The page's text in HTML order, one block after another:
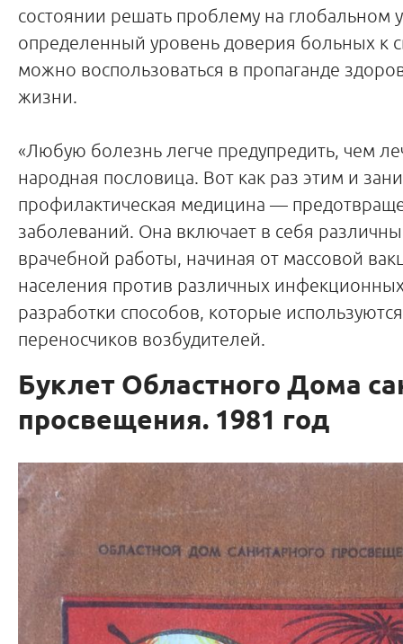
состоянии решать проблему на глобальном
определенный уровень доверия больных к
можно воспользоваться в пропаганде
жизни.
«Любую болезнь легче предупредить, чем
народная пословица. Вот как раз этим и
профилактическая медицина —
заболеваний. Она включает в себя
врачебной работы, начиная от массовой
населения против различных
разработки способов, которые
переносчиков возбудителей.
Буклет Областного Дома
просвещения. 1981 год